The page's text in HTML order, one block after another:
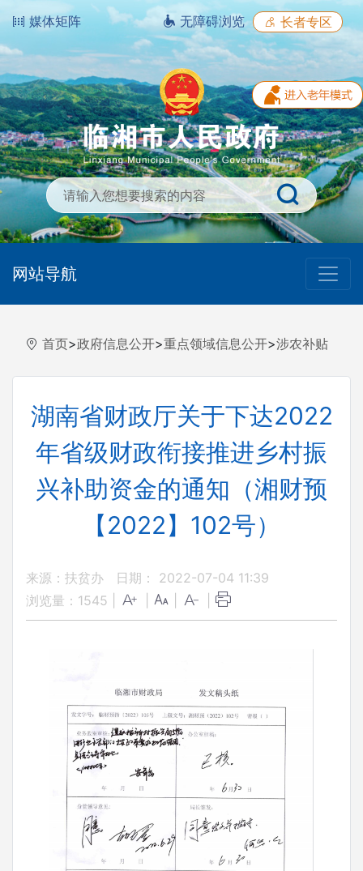
媒体矩阵 无障碍浏览 长者专区
网站导航
首页>政府信息公开>重点领域信息公开>涉农补贴
湖南省财政厅关于下达2022
年省级财政衔接推进乡村振
兴补助资金的通知（湘财预
【2022】102号）
来源：扶贫办
日期： 2022-07-04 11:39
浏览量： 1545